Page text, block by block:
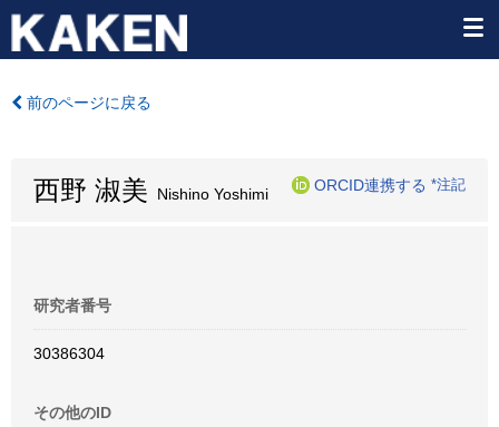
前のページに戻る
西野 淑美 Nishino Yoshimi
ORCID連携する *注記
研究者番号
30386304
その他のID